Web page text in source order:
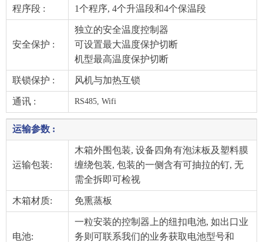
程序段 : 1个程序, 4个升温段和4个保温段
安全保护 :
独立的安全温度控制器
可设置最大温度保护切断
机型最高温度保护切断
联锁保护 : 风机与加热互锁
通讯 : RS485, Wifi
运输参数 :
运输包装:
木箱外围包装, 设备四角有泡沫板及塑料膜
缠绕包装, 包装的一侧含有可抽拉的钉, 无
需全拆即可检视
木箱材质: 免熏蒸板
电池:
一粒安装的控制器上的纽扣电池, 如出口业
务则可联系我们的业务获取电池型号和